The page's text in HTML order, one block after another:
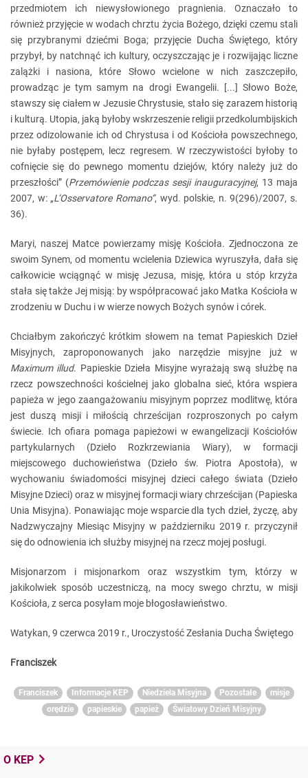
przedmiotem ich niewysłowionego pragnienia. Oznaczało to
również przyjęcie w wodach chrztu życia Bożego, dzięki czemu stali
się przybranymi dziećmi Boga; przyjęcie Ducha Świętego, który
przybył, by natchnąć ich kultury, oczyszczając je i rozwijając liczne
zalążki i nasiona, które Słowo wcielone w nich zaszczepiło,
prowadząc je tym samym na drogi Ewangelii. [...] Słowo Boże,
stawszy się ciałem w Jezusie Chrystusie, stało się zarazem historią
i kulturą. Utopia, jaką byłoby wskrzeszenie religii przedkolumbijskich
przez odizolowanie ich od Chrystusa i od Kościoła powszechnego,
nie byłaby postępem, lecz regresem. W rzeczywistości byłoby to
cofnięcie się do pewnego momentu dziejów, który należy już do
przeszłości” (Przemówienie podczas sesji inauguracyjnej, 13 maja
2007, w: „L’Osservatore Romano”, wyd. polskie, n. 9(296)/2007, s.
36).
Maryi, naszej Matce powierzamy misję Kościoła. Zjednoczona ze
swoim Synem, od momentu wcielenia Dziewica wyruszyła, dała się
całkowicie wciągnąć w misję Jezusa, misję, która u stóp krzyża
stała się także Jej misją: by współpracować jako Matka Kościoła w
zrodzeniu w Duchu i w wierze nowych Bożych synów i córek.
Chciałbym zakończyć krótkim słowem na temat Papieskich Dzieł
Misyjnych, zaproponowanych jako narzędzie misyjne już w
Maximum illud. Papieskie Dzieła Misyjne wyrażają swą służbę na
rzecz powszechności kościelnej jako globalna sieć, która wspiera
papieża w jego zaangażowaniu misyjnym poprzez modlitwę, która
jest duszą misji i miłością chrześcijan rozproszonych po całym
świecie. Ich ofiara pomaga papieżowi w ewangelizacji Kościołów
partykularnych (Dzieło Rozkrzewiania Wiary), w formacji
miejscowego duchowieństwa (Dzieło św. Piotra Apostoła), w
wychowaniu świadomości misyjnej dzieci całego świata (Dzieło
Misyjne Dzieci) oraz w misyjnej formacji wiary chrześcijan (Papieska
Unia Misyjna). Ponawiając moje wsparcie dla tych dzieł, życzę, aby
Nadzwyczajny Miesiąc Misyjny w październiku 2019 r. przyczynił
się do odnowienia ich służby misyjnej na rzecz mojej posługi.
Misjonarzom i misjonarkom oraz wszystkim tym, którzy w
jakikolwiek sposób uczestniczą, na mocy swego chrztu, w misji
Kościoła, z serca posyłam moje błogosławieństwo.
Watykan, 9 czerwca 2019 r., Uroczystość Zesłania Ducha Świętego
Franciszek
Franciszek Informacje KEP Niedziela Misyjna Pozostałe
misje
orędzie
papieskie papież Światowy Dzień Misyjny
O KEP